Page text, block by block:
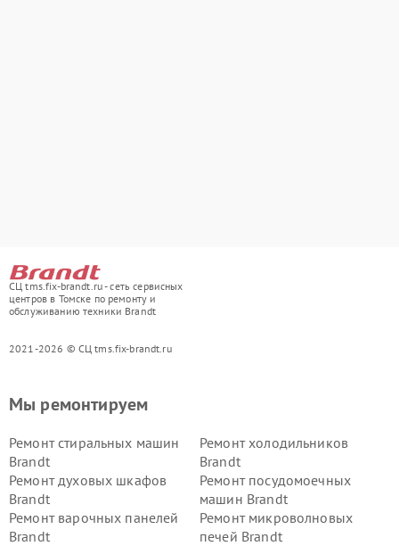
СЦ tms.fix-brandt.ru - сеть сервисных
центров в Томске по ремонту и
обслуживанию техники Brandt
2021-2026 © СЦ tms.fix-brandt.ru
Мы ремонтируем
Ремонт стиральных машин
Brandt
Ремонт холодильников
Brandt
Ремонт духовых шкафов
Brandt
Ремонт посудомоечных
машин Brandt
Ремонт варочных панелей
Brandt
Ремонт микроволновых
печей Brandt